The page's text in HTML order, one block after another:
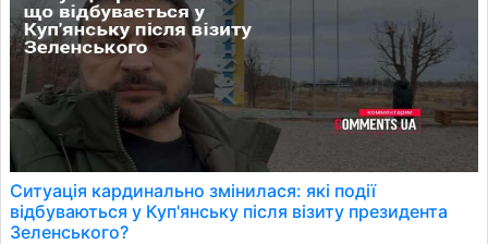
Ситуація кардинально змінилася: які події
відбуваються у Куп'янську після візиту президента
Зеленського?